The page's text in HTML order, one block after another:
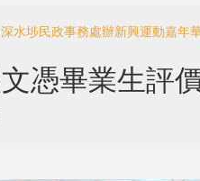
水埗民政事務處辦新興運動嘉
憑畢業生評